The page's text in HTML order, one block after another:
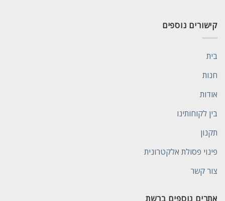
קישורים נוספים
בית
חנות
אודות
בין לקוחותינו
תקנון
פינוי פסולת אלקטרונית
צור קשר
אתרים נוספים ברשת